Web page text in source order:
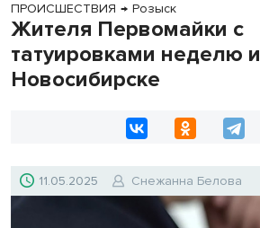
ПРОИСШЕСТВИЯ → Розыск
Жителя Первомайки с
татуировками неделю
Новосибирске
11.05.2025 Снежанна Белова